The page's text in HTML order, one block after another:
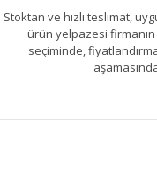
Stoktan ve hızlı teslimat,
ürün yelpazesi
seçiminde,